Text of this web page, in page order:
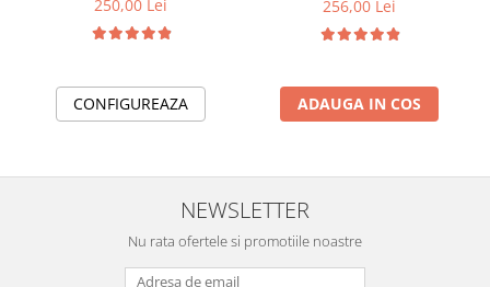
250,00 Lei
CONFIGUREAZA
256,00 Lei
ADAUGA IN COS
NEWSLETTER
Nu rata ofertele si promotiile noastre